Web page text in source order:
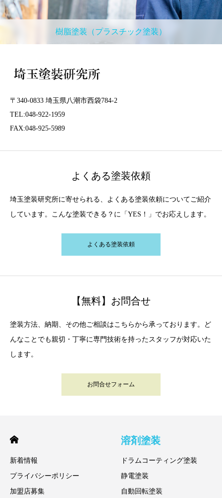
樹脂塗装（プラスチック塗装）
〒340-0833 埼玉県八潮市西袋784-2
TEL:048-922-1959
FAX:048-925-5989
よくある塗装依頼
埼玉塗装研究所に寄せられる、よくある塗装依頼についてご紹介
しています。こんな塗装できる？に「YES！」でお応えします。
よくある塗装依頼
【無料】お問合せ
塗装方法、納期、その他ご相談はこちらから承っております。ど
んなことでも親切・丁寧に専門技術を持ったスタッフが対応いた
します。
お問合せフォーム
新着情報
プライバシーポリシー
加盟店募集
溶剤塗装
ドラムコーティング塗装
静電塗装
自動回転塗装